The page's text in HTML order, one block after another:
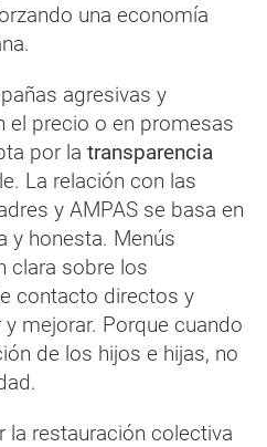
una economía
agresivas y
el precio o en promesas
por la transparencia
La relación con las
y AMPAS se basa en
y honesta. Menús
clara sobre los
contacto directos y
mejorar. Porque cuando
de los hijos e hijas, no
la restauración colectiva